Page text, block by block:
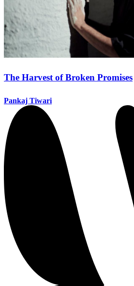
The Harvest of Broken Promises
Pankaj Tiwari